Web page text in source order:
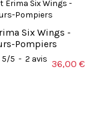
Six Wings -
Pompiers
5/5 - 2 avis 36,00 €